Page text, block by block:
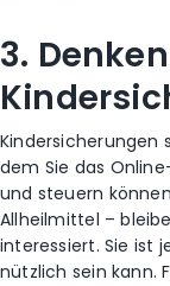
3.
Kindersicherungen
dem Sie das
und steuern
Allheilmittel –
interessiert. Sie ist
nützlich sein kann.